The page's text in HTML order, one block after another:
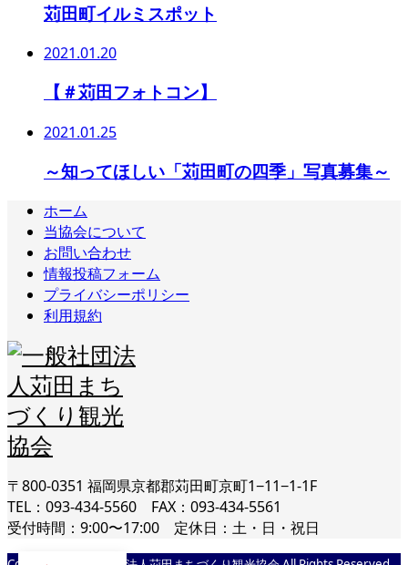
苅田町イルミスポット
2021.01.20
【＃苅田フォトコン】
2021.01.25
～知ってほしい「苅田町の四季」写真募集～
ホーム
当協会について
お問い合わせ
情報投稿フォーム
プライバシーポリシー
利用規約
〒800-0351 福岡県京都郡苅田町京町1−11−1-1F
TEL：093-434-5560 FAX：093-434-5561
受付時間：9:00〜17:00 定休日：土・日・祝日